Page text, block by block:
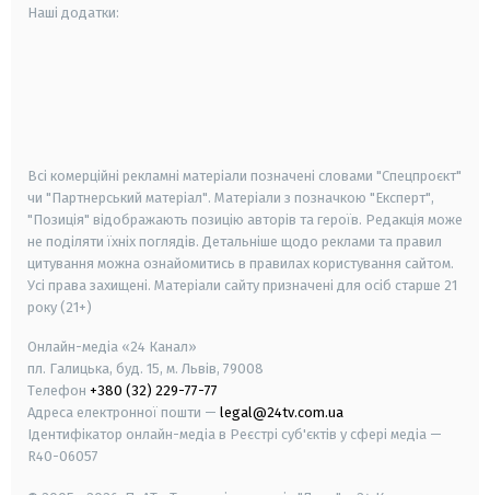
Наші додатки:
Всі комерційні рекламні матеріали позначені словами "Спецпроєкт"
чи "Партнерський матеріал". Матеріали з позначкою "Експерт",
"Позиція" відображають позицію авторів та героїв. Редакція може
не поділяти їхніх поглядів. Детальніше щодо реклами та правил
цитування можна ознайомитись в правилах користування сайтом.
Усі права захищені. Матеріали сайту призначені для осіб старше 21
року (21+)
Онлайн-медіа «24 Канал»
пл. Галицька, буд. 15, м. Львів, 79008
Телефон +380 (32) 229-77-77
Адреса електронної пошти — legal@24tv.com.ua
Ідентифікатор онлайн-медіа в Реєстрі суб'єктів у сфері медіа —
R40-06057